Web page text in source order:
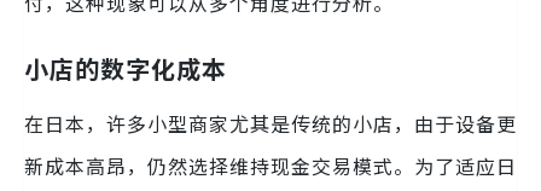
小店的数字化成本
在日本，许多小型商家尤其是传统的小店，由于设备更
新成本高昂，仍然选择维持现金交易模式。为了适应日